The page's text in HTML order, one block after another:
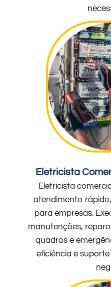
Eletricista
Eletricista
atendimento
para empresas.
manutenções,
quadros e
eficiência e